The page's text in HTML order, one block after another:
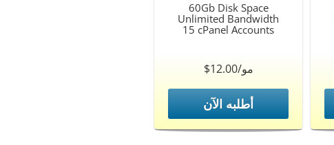
60Gb Disk Space
Unlimited Bandwidth
15 cPanel Accounts
$12.00/مو
أطلبه الآن